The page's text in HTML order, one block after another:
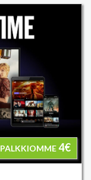
PALKKIOMME4€